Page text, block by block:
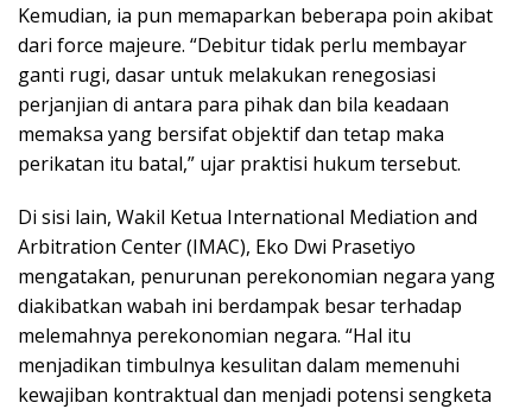
Kemudian, ia pun memaparkan beberapa poin akibat
dari force majeure. “Debitur tidak perlu membayar
ganti rugi, dasar untuk melakukan renegosiasi
perjanjian di antara para pihak dan bila keadaan
memaksa yang bersifat objektif dan tetap maka
perikatan itu batal,” ujar praktisi hukum tersebut.
Di sisi lain, Wakil Ketua International Mediation and
Arbitration Center (IMAC), Eko Dwi Prasetiyo
mengatakan, penurunan perekonomian negara yang
diakibatkan wabah ini berdampak besar terhadap
melemahnya perekonomian negara. “Hal itu
menjadikan timbulnya kesulitan dalam memenuhi
kewajiban kontraktual dan menjadi potensi sengketa